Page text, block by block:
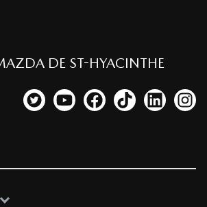
DE ST-HYACINTHE
Lien vers notre compte Twitter
Lien vers notre chaîne
Lien vers notre page
Lien vers notre
Lien vers
Lien